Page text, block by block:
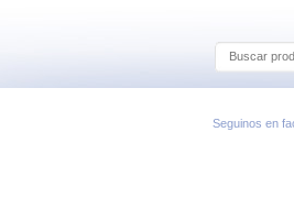
Seguinos en